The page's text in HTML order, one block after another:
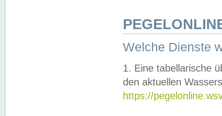
Welche Dienste
1. Eine tabellarische
den aktuellen
https://